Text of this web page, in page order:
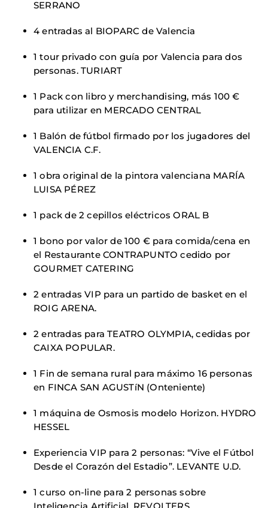
SERRANO
4 entradas al BIOPARC de Valencia
1 tour privado con guía por Valencia para dos
personas. TURIART
1 Pack con libro y merchandising, más 100 €
para utilizar en MERCADO CENTRAL
1 Balón de fútbol firmado por los jugadores del
VALENCIA C.F.
1 obra original de la pintora valenciana MARÍA
LUISA PÉREZ
1 pack de 2 cepillos eléctricos ORAL B
1 bono por valor de 100 € para comida/cena en
el Restaurante CONTRAPUNTO cedido por
GOURMET CATERING
2 entradas VIP para un partido de basket en el
ROIG ARENA.
2 entradas para TEATRO OLYMPIA, cedidas por
CAIXA POPULAR.
1 Fin de semana rural para máximo 16 personas
en FINCA SAN AGUSTíN (Onteniente)
1 máquina de Osmosis modelo Horizon. HYDRO
HESSEL
Experiencia VIP para 2 personas: “Vive el Fútbol
Desde el Corazón del Estadio”. LEVANTE U.D.
1 curso on-line para 2 personas sobre
Inteligencia Artificial. REVOLTERS.